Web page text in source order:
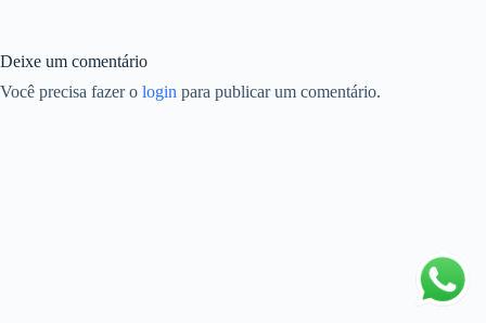
Deixe um comentário
Você precisa fazer o login para publicar um comentário.